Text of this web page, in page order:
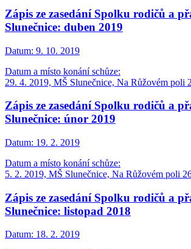
Zápis ze zasedání Spolku rodičů a
Slunečnice: duben 2019
Datum: 9. 10. 2019
Datum a místo konání schůze:
29. 4. 2019, MŠ Slunečnice, Na Růžovém poli
Zápis ze zasedání Spolku rodičů a
Slunečnice: únor 2019
Datum: 19. 2. 2019
Datum a místo konání schůze:
5. 2. 2019, MŠ Slunečnice, Na Růžovém poli
Zápis ze zasedání Spolku rodičů a
Slunečnice: listopad 2018
Datum: 18. 2. 2019